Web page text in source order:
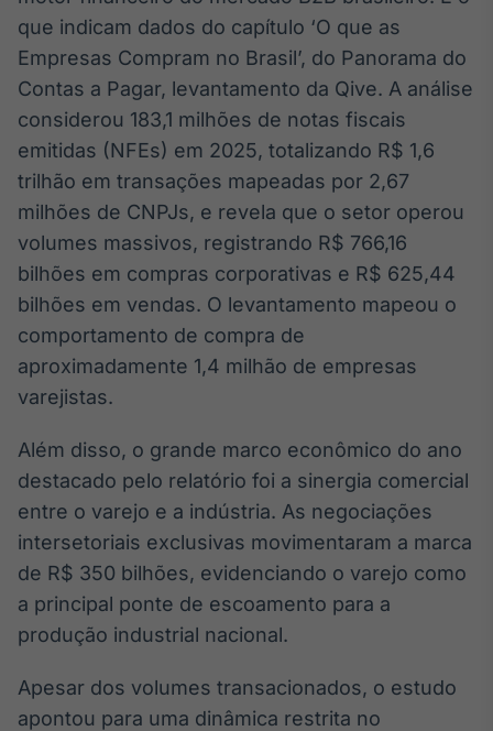
Broadcast
integração de
conteúdos e
Broadcast
Ticker
Cotações e
notícias
para conteúdos e
funcionalidades
Broadcast
Wallboard
Conteúdos e
que indicam dados do capítulo ‘O que as
Empresas Compram no Brasil’, do Panorama do
Contas a Pagar, levantamento da Qive. A análise
considerou 183,1 milhões de notas fiscais
emitidas (NFEs) em 2025, totalizando R$ 1,6
trilhão em transações mapeadas por 2,67
milhões de CNPJs, e revela que o setor operou
volumes massivos, registrando R$ 766,16
bilhões em compras corporativas e R$ 625,44
bilhões em vendas. O levantamento mapeou o
comportamento de compra de
aproximadamente 1,4 milhão de empresas
varejistas.
Além disso, o grande marco econômico do ano
destacado pelo relatório foi a sinergia comercial
entre o varejo e a indústria. As negociações
intersetoriais exclusivas movimentaram a marca
de R$ 350 bilhões, evidenciando o varejo como
a principal ponte de escoamento para a
produção industrial nacional.
Apesar dos volumes transacionados, o estudo
apontou para uma dinâmica restrita no